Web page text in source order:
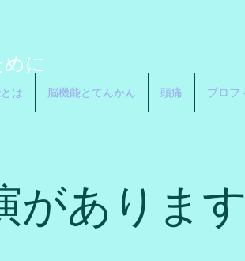
は 脳機能とてんかん 頭痛 プロフ
に
がありま